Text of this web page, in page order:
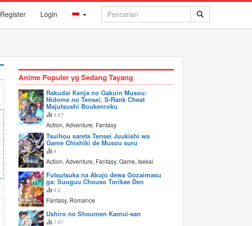
Register Login
Anime Populer yg Sedang Tayang
Rakudai Kenja no Gakuin Musou:
Nidome no Tensei, S-Rank Cheat
Majutsushi Boukenroku
9.67
Action, Adventure, Fantasy
Tsuihou sareta Tensei Juukishi wa
Game Chishiki de Musou suru
9
Action, Adventure, Fantasy, Game, Isekai
Futsutsuka na Akujo dewa Gozaimasu
ga: Suuguu Chouso Torikae Den
9.2
Fantasy, Romance
Ushiro no Shoumen Kamui-san
7.67